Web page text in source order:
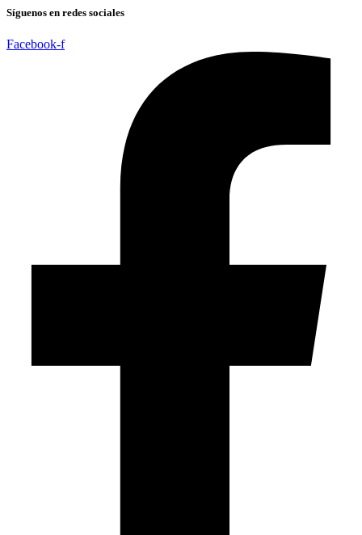
Síguenos en redes sociales
Facebook-f